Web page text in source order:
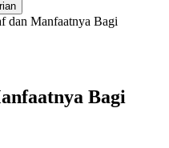
dan Manfaatnya Bagi
Bagi